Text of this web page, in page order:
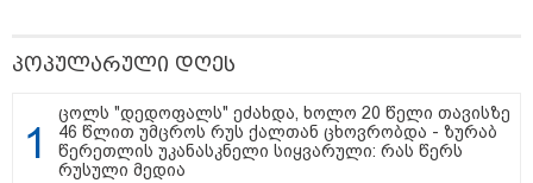
კატეგორიის ყველა სიახლე
პოპულარული დღეს
ცოლს "დედოფალს" ეძახდა, ხოლო 20 წელი თავისზე
46 წლით უმცროს რუს ქალთან ცხოვრობდა - ზურაბ
წერეთლის უკანასკნელი სიყვარული: რას წერს
რუსული მედია